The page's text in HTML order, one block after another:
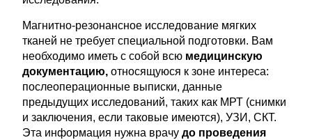
Магнитно-резонансное исследование мягких
тканей не требует специальной подготовки. Вам
необходимо иметь с собой всю медицинскую
документацию, относящуюся к зоне интереса:
послеоперационные выписки, данные
предыдущих исследований, таких как МРТ (снимки
и заключения, если таковые имеются), УЗИ, СКТ.
Эта информация нужна врачудо проведения